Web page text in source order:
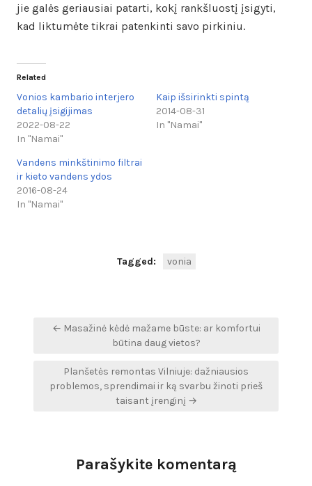
jie galės geriausiai patarti, kokį rankšluostį įsigyti,
kad liktumėte tikrai patenkinti savo pirkiniu.
Related
Vonios kambario interjero
detalių įsigijimas
2022-08-22
In "Namai"
Kaip išsirinkti spintą
2014-08-31
In "Namai"
Vandens minkštinimo filtrai
ir kieto vandens ydos
2016-08-24
In "Namai"
Tagged: vonia
Navigacija
← Masažinė kėdė mažame būste: ar komfortui
būtina daug vietos?
Planšetės remontas Vilniuje: dažniausios
problemos, sprendimai ir ką svarbu žinoti prieš
taisant įrenginį →
Parašykite komentarą